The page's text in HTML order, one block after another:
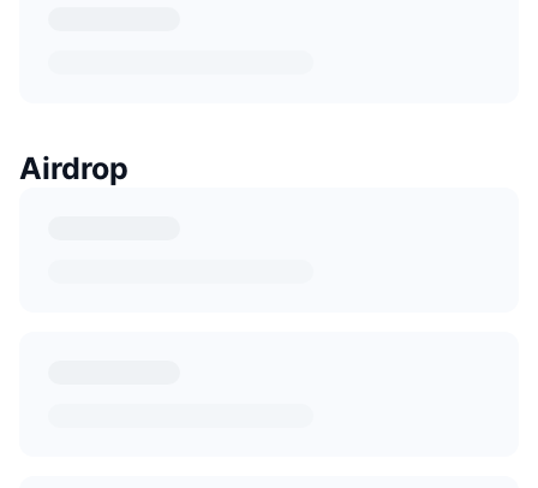
Airdrop